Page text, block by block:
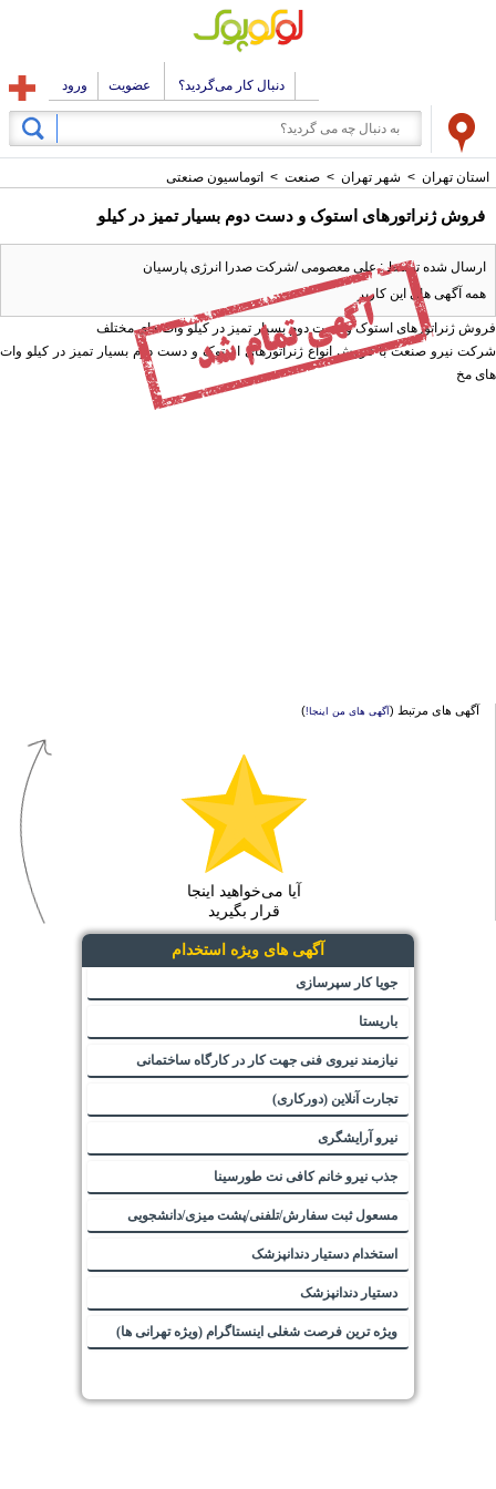
دنبال کار می‌گردید؟ عضویت ورود
استان تهران > شهر تهران > صنعت > اتوماسیون صنعتی
فروش ژنراتورهای استوک و دست دوم بسیار تمیز در کیلو
ارسال شده توسط : علی معصومی /شرکت صدرا انرژی پارسیان
همه آگهی های این کاربر
فروش ژنراتورهای استوک و دست دوم بسیار تمیز در کیلو وات های مختلف
شرکت نیرو صنعت با فروش انواع ژنراتورهای استوک و دست دوم بسیار تمیز در کیلو وات
های مخ
آگهی های مرتبط (آگهی های من اینجا!)
آیا می‌خواهید اینجا
قرار بگیرید
آگهی های ویژه استخدام
جویا کار سپرسازی
باریستا
نیازمند نیروی فنی جهت کار در کارگاه ساختمانی
تجارت آنلاین (دورکاری)
نیرو آرایشگری
جذب نیرو خانم کافی نت طورسینا
مسعول ثبت سفارش/تلفنی/پشت میزی/دانشجویی
استخدام دستیار دندانپزشک
دستیار دندانپزشک
ویژه ترین فرصت شغلی اینستاگرام (ویژه تهرانی ها)